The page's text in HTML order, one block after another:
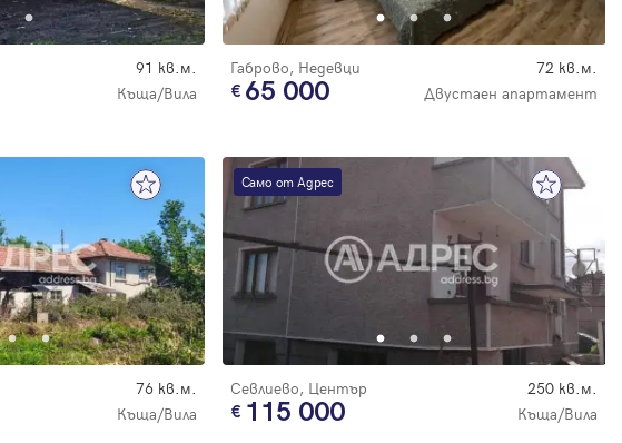
91 кв.м.
Къща/Вила
Габрово, Недевци 72 кв.м.
65 000 Двустаен апартамент
76 кв.м.
Къща/Вила
Само от Адрес
Севлиево, Център 250 кв.м.
115 000 Къща/Вила